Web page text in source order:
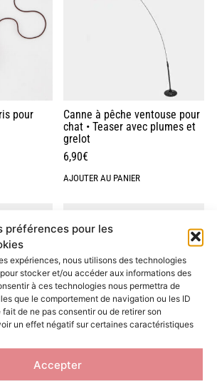
préférences pour les
expériences, nous utilisons des technologies
stocker et/ou accéder aux informations des
à ces technologies nous permettra de
que le comportement de navigation ou les ID
de ne pas consentir ou de retirer son
un effet négatif sur certaines caractéristiques
Accepter
pour
Canne à pêche ventouse pour
chat • Teaser avec plumes et
grelot
6,90€
AJOUTER AU PANIER
chat •
Coussin à l’herbe à chat •
Peluche imprégnée de cataire